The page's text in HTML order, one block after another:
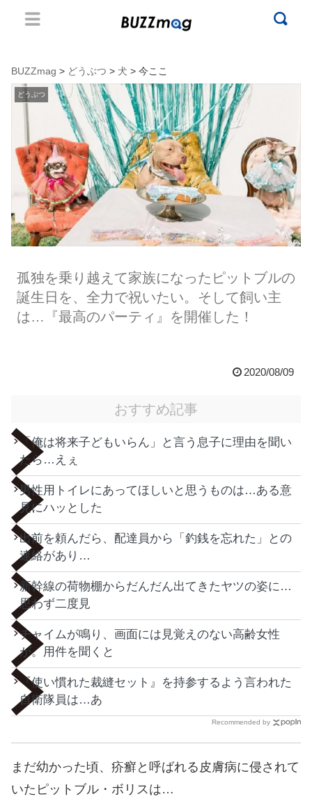
BUZZmag > どうぶつ > 犬 > 今ここ
どうぶつ
孤独を乗り越えて家族になったピットブルの
誕生日を、全力で祝いたい。そして飼い主
は…『最高のパーティ』を開催した！
2020/08/09
おすすめ記事
「俺は将来子どもいらん」と言う息子に理由を聞い
たら…えぇ
男性用トイレにあってほしいと思うものは…ある意
見にハッとした
出前を頼んだら、配達員から「釣銭を忘れた」との
連絡があり…
新幹線の荷物棚からだんだん出てきたヤツの姿に…
思わず二度見
チャイムが鳴り、画面には見覚えのない高齢女性
が。用件を聞くと
『使い慣れた裁縫セット』を持参するよう言われた
自衛隊員は…あ
Recommended by
まだ幼かった頃、疥癬と呼ばれる皮膚病に侵されて
いたピットブル・ボリスは…